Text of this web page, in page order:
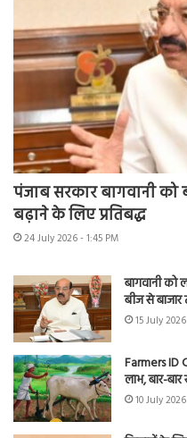
पंजाब सरकार बागवानी
बढ़ाने के लिए प्रतिबद्ध
24 July 2026 - 1:45 PM
बागवानी को
बीज से बाजार
15 July
Farmers ID
लाभ, बार-
10 July